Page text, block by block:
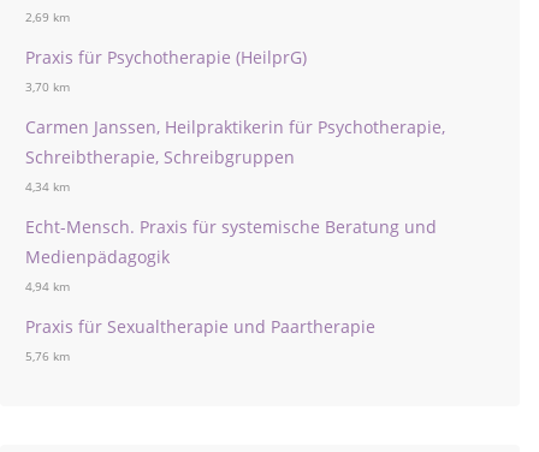
2,69 km
Praxis für Psychotherapie (HeilprG)
3,70 km
Carmen Janssen, Heilpraktikerin für Psychotherapie,
Schreibtherapie, Schreibgruppen
4,34 km
Echt-Mensch. Praxis für systemische Beratung und
Medienpädagogik
4,94 km
Praxis für Sexualtherapie und Paartherapie
5,76 km